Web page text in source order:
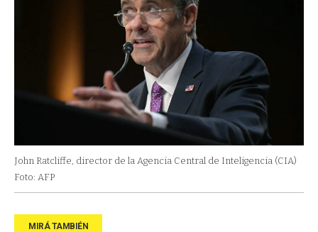
John Ratcliffe, director de la Agencia Central de Inteligencia (CIA)
Foto: AFP